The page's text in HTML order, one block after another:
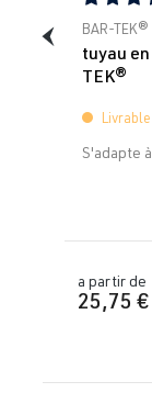
Note
BAR-TEK®
tuyau
TEK®
S'adapte
a partir de
25,75 €